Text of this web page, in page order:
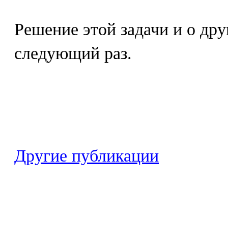
Решение этой задачи и о
следующий раз.
Другие публикации